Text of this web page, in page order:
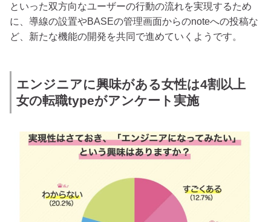
といった双方向なユーザーの行動の流れを実現するため
に、導線の設置やBASEの管理画面からのnoteへの投稿な
ど、新たな機能の開発を共同で進めていくようです。
エンジニアに興味がある女性は4割以上
女の転職typeがアンケート実施